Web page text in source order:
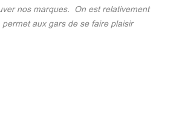
nos marques. On est relativement
aux gars de se faire plaisir